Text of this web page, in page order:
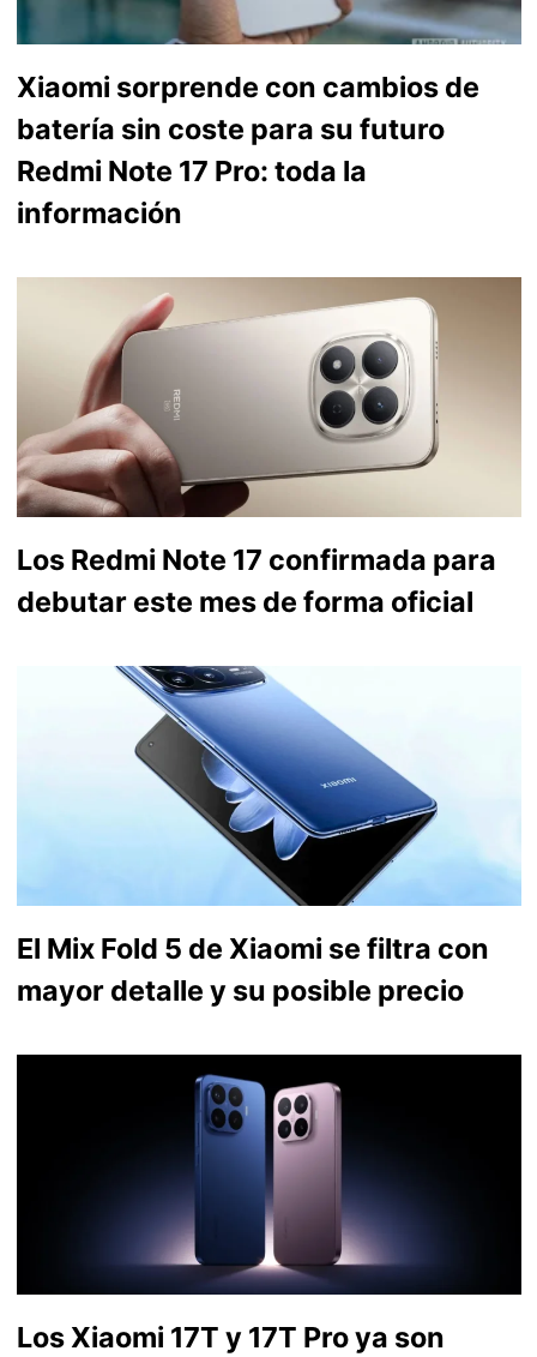
Xiaomi sorprende con cambios de
batería sin coste para su futuro
Redmi Note 17 Pro: toda la
información
Los Redmi Note 17 confirmada para
debutar este mes de forma oficial
El Mix Fold 5 de Xiaomi se filtra con
mayor detalle y su posible precio
Los Xiaomi 17T y 17T Pro ya son